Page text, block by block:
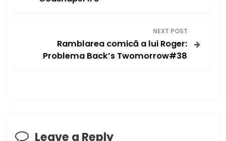
i
NEXT POST
Ramblarea comică a lui Roger:
Problema Back’s Twomorrow#38
Leave a Reply